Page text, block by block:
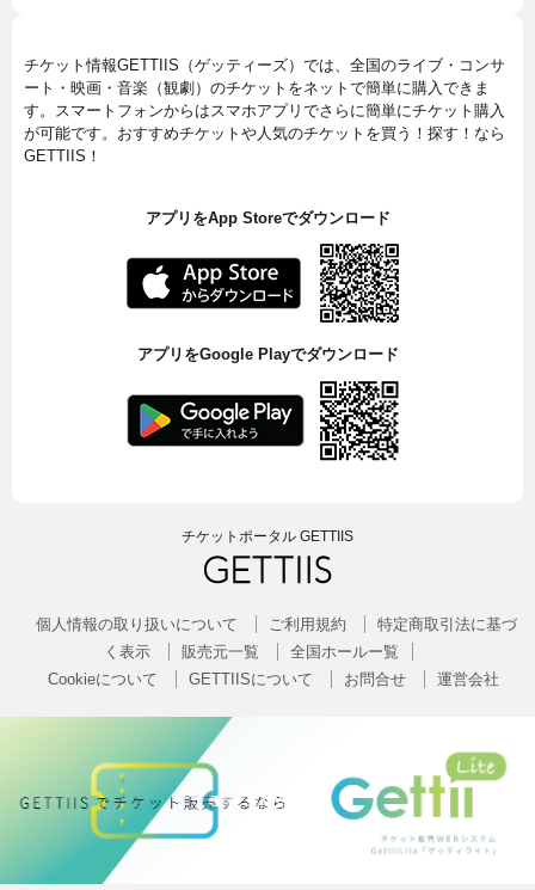
チケット情報GETTIIS（ゲッティーズ）では、全国のライブ・コンサ
ート・映画・音楽（観劇）のチケットをネットで簡単に購入できま
す。スマートフォンからはスマホアプリでさらに簡単にチケット購入
が可能です。おすすめチケットや人気のチケットを買う！探す！なら
GETTIIS！
アプリをApp Storeでダウンロード
アプリをGoogle Playでダウンロード
チケットポータル GETTIIS
個人情報の取り扱いについて ご利用規約
特定商取引法に基づ
く表示
販売元一覧
全国ホールー覧
Cookieについて
GETTIISについて お問合せ 運営会社